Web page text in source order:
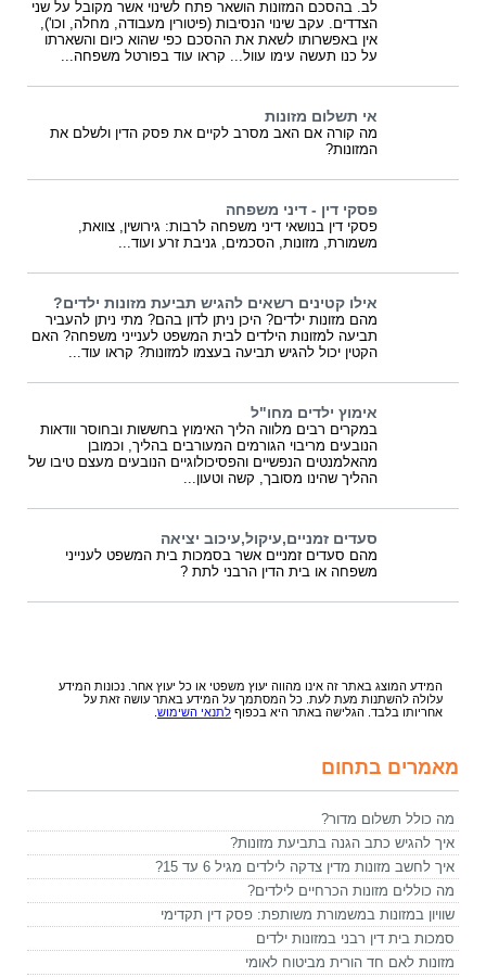
לב. בהסכם המזונות הושאר פתח לשינוי אשר מקובל על שני
הצדדים. עקב שינוי הנסיבות (פיטורין מעבודה, מחלה, וכו'),
אין באפשרותו לשאת את ההסכם כפי שהוא כיום והשארתו
על כנו תעשה עימו עוול... קראו עוד בפורטל משפחה...
אי תשלום מזונות
מה קורה אם האב מסרב לקיים את פסק הדין ולשלם את
המזונות?
פסקי דין - דיני משפחה
פסקי דין בנושאי דיני משפחה לרבות: גירושין, צוואת,
משמורת, מזונות, הסכמים, גניבת זרע ועוד...
אילו קטינים רשאים להגיש תביעת מזונות ילדים?
מהם מזונות ילדים? היכן ניתן לדון בהם? מתי ניתן להעביר
תביעה למזונות הילדים לבית המשפט לענייני משפחה? האם
הקטין יכול להגיש תביעה בעצמו למזונות? קראו עוד...
אימוץ ילדים מחו"ל
במקרים רבים מלווה הליך האימוץ בחששות ובחוסר וודאות
הנובעים מריבוי הגורמים המעורבים בהליך, וכמובן
מהאלמנטים הנפשיים והפסיכולוגיים הנובעים מעצם טיבו של
ההליך שהינו מסובך, קשה וטעון...
סעדים זמניים,עיקול,עיכוב יציאה
מהם סעדים זמניים אשר בסמכות בית המשפט לענייני
משפחה או בית הדין הרבני לתת ?
המידע המוצג באתר זה אינו מהווה יעוץ משפטי או כל יעוץ אחר. נכונות המידע
עלולה להשתנות מעת לעת. כל המסתמך על המידע באתר עושה זאת על
אחריותו בלבד. הגלישה באתר היא בכפוף לתנאי השימוש
מאמרים בתחום
מה כולל תשלום מדור?
איך להגיש כתב הגנה בתביעת מזונות?
איך לחשב מזונות מדין צדקה לילדים מגיל 6 עד 15?
מה כוללים מזונות הכרחיים לילדים?
שוויון במזונות במשמורת משותפת: פסק דין תקדימי
סמכות בית דין רבני במזונות ילדים
מזונות לאם חד הורית מביטוח לאומי